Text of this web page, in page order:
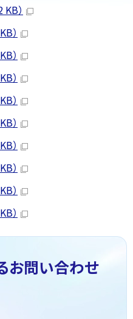
）
）
）
）
）
）
）
）
）
）
お問い合わせ